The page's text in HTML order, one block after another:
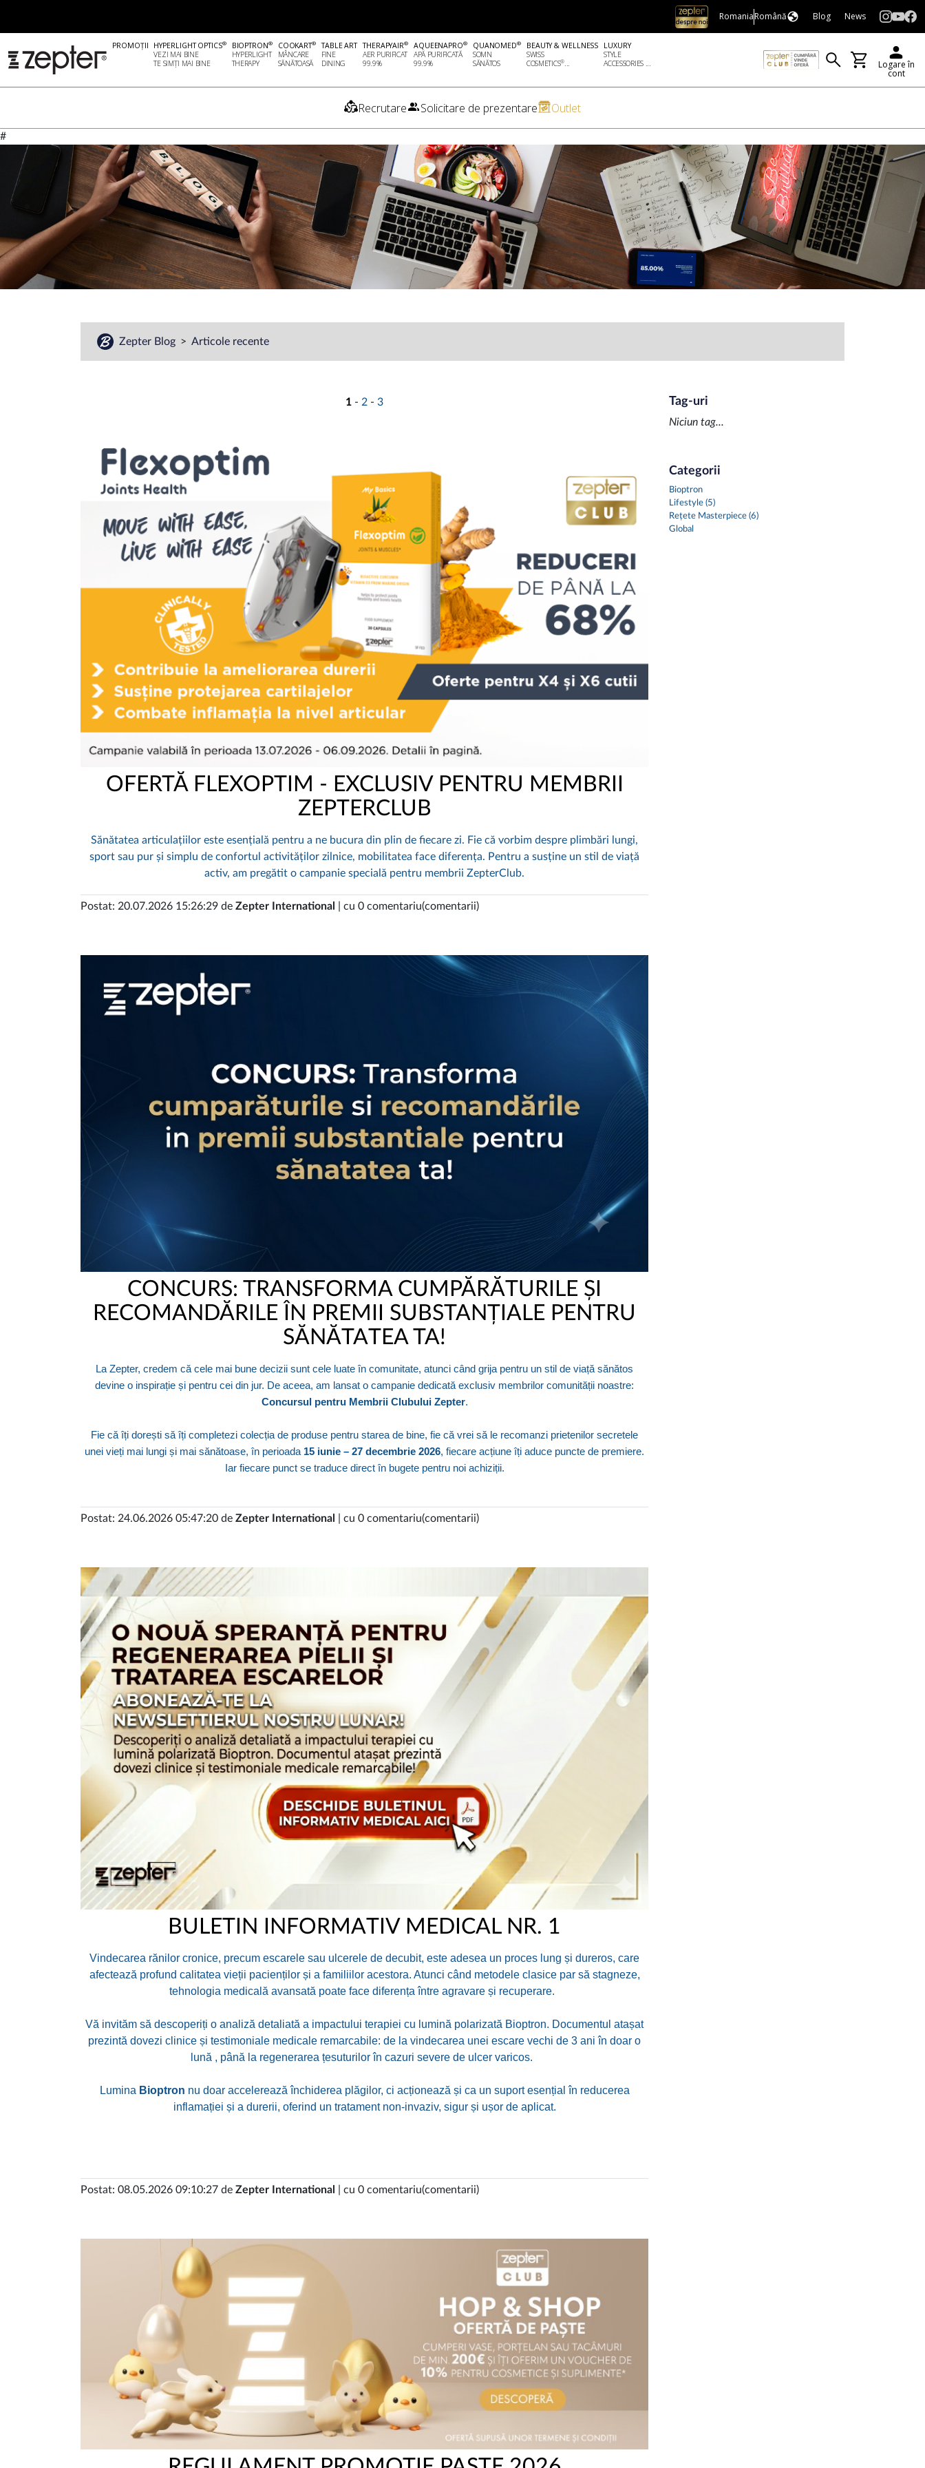
RomaniaRomână Blog News
PROMOȚII HYPERLIGHT OPTICS®
VEZI MAI BINE
TE SIMȚI MAI BINE
BIOPTRON®
HYPERLIGHT
THERAPY
COOKART®
MÂNCARE
SĂNĂTOASĂ
TABLE ART
FINE
DINING
THERAPYAIR®
AER PURIFICAT
99.9%
AQUEENAPRO®
APĂ PURIFICATĂ
99.9%
QUANOMED®
SOMN
SĂNĂTOS
BEAUTY & WELLNESS
SWISS
COSMETICS®...
LUXURY
STYLE
ACCESSORIES ...
Logare în
cont
Recrutare Solicitare de prezentare Outlet
#
Zepter Blog Articole recente
1 - 2 - 3
OFERTĂ FLEXOPTIM - EXCLUSIV PENTRU MEMBRII
ZEPTERCLUB
Sănătatea articulațiilor este esențială pentru a ne bucura din plin de fiecare zi. Fie că vorbim despre plimbări lungi,
sport sau pur și simplu de confortul activităților zilnice, mobilitatea face diferența. Pentru a susține un stil de viață
activ, am pregătit o campanie specială pentru membrii ZepterClub.
Postat: 20.07.2026 15:26:29 de Zepter International | cu 0 comentariu(comentarii)
CONCURS: TRANSFORMA CUMPĂRĂTURILE ȘI
RECOMANDĂRILE ÎN PREMII SUBSTANȚIALE PENTRU
SĂNĂTATEA TA!
La Zepter, credem că cele mai bune decizii sunt cele luate în comunitate, atunci când grija pentru un stil de viață sănătos
devine o inspirație și pentru cei din jur. De aceea, am lansat o campanie dedicată exclusiv membrilor comunității noastre:
Concursul pentru Membrii Clubului Zepter.
Fie că îți dorești să îți completezi colecția de produse pentru starea de bine, fie că vrei să le recomanzi prietenilor secretele
unei vieți mai lungi și mai sănătoase, în perioada 15 iunie – 27 decembrie 2026, fiecare acțiune îți aduce puncte de premiere.
Iar fiecare punct se traduce direct în bugete pentru noi achiziții.
Postat: 24.06.2026 05:47:20 de Zepter International | cu 0 comentariu(comentarii)
BULETIN INFORMATIV MEDICAL NR. 1
Vindecarea rănilor cronice, precum escarele sau ulcerele de decubit, este adesea un proces lung și dureros, care
afectează profund calitatea vieții pacienților și a familiilor acestora. Atunci când metodele clasice par să stagneze,
tehnologia medicală avansată poate face diferența între agravare și recuperare.
Vă invităm să descoperiți o analiză detaliată a impactului terapiei cu lumină polarizată Bioptron. Documentul atașat
prezintă dovezi clinice și testimoniale medicale remarcabile: de la vindecarea unei escare vechi de 3 ani în doar o
lună , până la regenerarea țesuturilor în cazuri severe de ulcer varicos.
Lumina Bioptron nu doar accelerează închiderea plăgilor, ci acționează și ca un suport esențial în reducerea
inflamației și a durerii, oferind un tratament non-invaziv, sigur și ușor de aplicat.
Postat: 08.05.2026 09:10:27 de Zepter International | cu 0 comentariu(comentarii)
Tag-uri
Niciun tag...
Categorii
Bioptron
Lifestyle (5)
Rețete Masterpiece (6)
Global